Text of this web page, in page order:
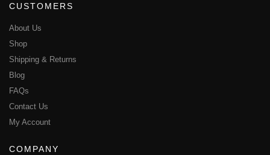
CUSTOMERS
About Us
Shop
Shipping & Returns
Blog
FAQs
Contact Us
My Account
COMPANY